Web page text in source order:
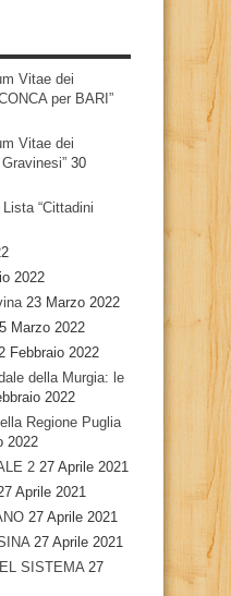
Vitae dei
per BARI”
Vitae dei
30
“Cittadini
2022
23 Marzo 2022
Marzo 2022
Febbraio 2022
della Murgia: le
2022
Regione Puglia
2022
2 27 Aprile 2021
Aprile 2021
27 Aprile 2021
27 Aprile 2021
SISTEMA 27